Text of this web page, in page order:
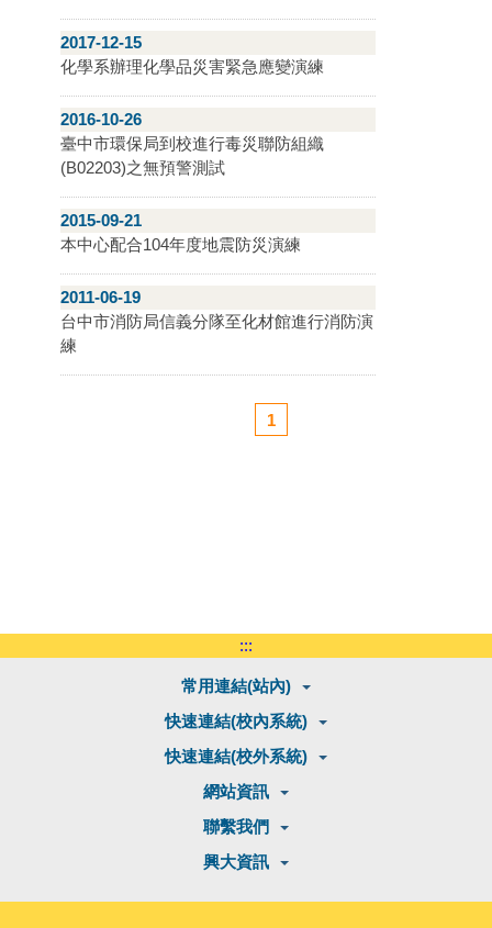
2017-12-15
化學系辦理化學品災害緊急應變演練
2016-10-26
臺中市環保局到校進行毒災聯防組織
(B02203)之無預警測試
2015-09-21
本中心配合104年度地震防災演練
2011-06-19
台中市消防局信義分隊至化材館進行消防演
練
1
:::
常用連結(站內)
快速連結(校內系統)
快速連結(校外系統)
網站資訊
聯繫我們
興大資訊